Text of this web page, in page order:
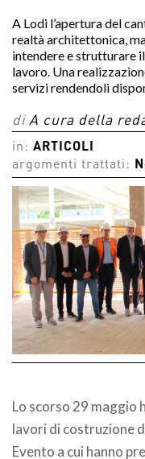
A Lodi l’apertura del
realtà architettonica,
intendere e strutturare
lavoro. Una
servizi rendendoli
di A cura della
in: ARTICOLI
argomenti trattati:
Lo scorso 29 maggio
lavori di costruzione
Evento a cui hanno